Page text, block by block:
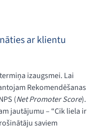
ar klientu
izaugsmei. Lai
Rekomendēšanas
(Net Promoter Score).
jautājumu – “Cik liela ir
saviem